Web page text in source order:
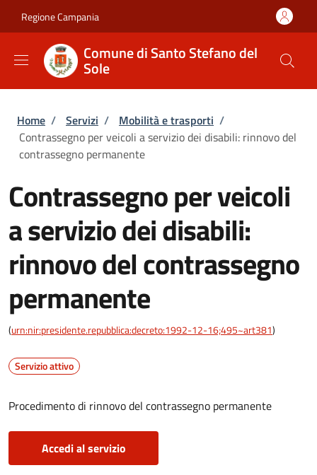
Regione Campania
Comune di Santo Stefano del
Sole
Briciole di pane
Home / Servizi / Mobilità e trasporti /
Contrassegno per veicoli a servizio dei disabili: rinnovo del
contrassegno permanente
Contrassegno per veicoli
a servizio dei disabili:
rinnovo del contrassegno
permanente
(urn:nir:presidente.repubblica:decreto:1992-12-16;495~art381)
Servizio attivo
Procedimento di rinnovo del contrassegno permanente
Accedi al servizio